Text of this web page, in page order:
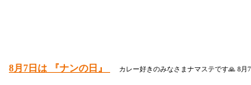
8月7日は 『ナンの日』 カレー好きのみなさまナマステです🙏 8月